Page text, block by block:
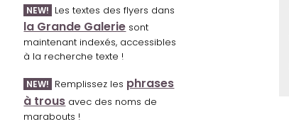
NEW! Les textes des flyers dans
la Grande Galerie sont
maintenant indexés, accessibles
à la recherche texte !
NEW! Remplissez les phrases
à trous avec des noms de
marabouts !